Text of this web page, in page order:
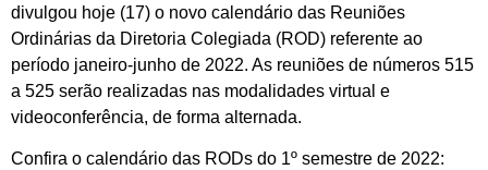
divulgou hoje (17) o novo calendário das Reuniões
Ordinárias da Diretoria Colegiada (ROD) referente ao
período janeiro-junho de 2022. As reuniões de números 515
a 525 serão realizadas nas modalidades virtual e
videoconferência, de forma alternada.
Confira o calendário das RODs do 1º semestre de 2022: